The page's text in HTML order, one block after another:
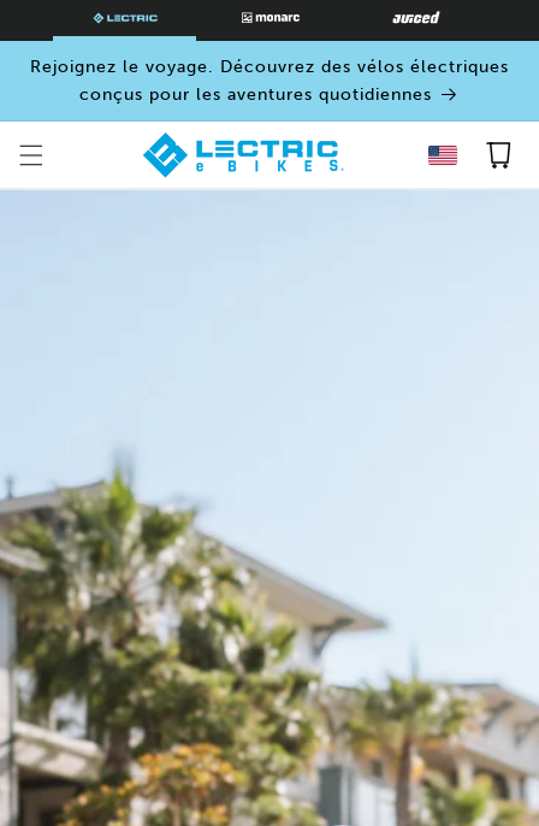
Rejoignez le voyage. Découvrez des vélos électriques
conçus pour les aventures quotidiennes
Panier